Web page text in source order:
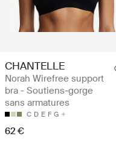
CHANTELLE
Norah Wirefree support
bra - Soutiens-gorge
sans armatures
C D E F G
62 €